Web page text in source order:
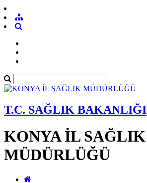
T.C. SAĞLIK BAKANLIĞI
KONYA İL SAĞLIK
MÜDÜRLÜĞÜ